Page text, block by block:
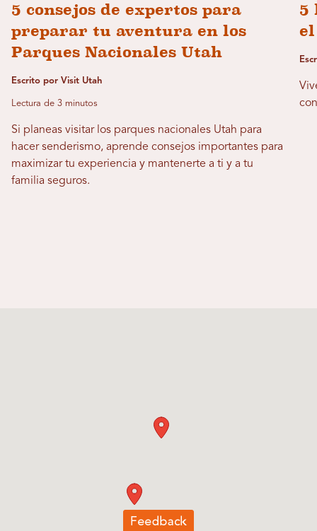
5 consejos de expertos para
preparar tu aventura en los
Parques Nacionales Utah
Escrito por Visit Utah
Lectura de 3 minutos
Si planeas visitar los parques nacionales Utah para
hacer senderismo, aprende consejos importantes para
maximizar tu experiencia y mantenerte a ti y a tu
familia seguros.
5